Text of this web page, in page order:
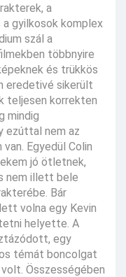
a
a gyilkosok komplex
szál a
többnyire
és trükkös
eredetivé sikerült
teljesen korrekten
mindig
ezúttal nem az
Egyedül Colin
jó ötletnek,
nem illett bele
Bár
volna egy Kevin
helyette. A
egy
témát boncolgat
Összességében